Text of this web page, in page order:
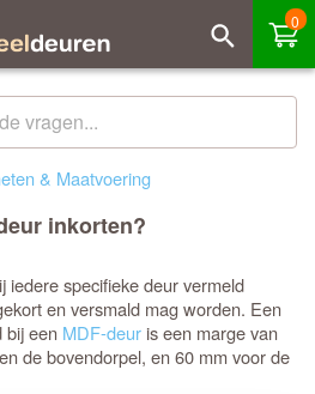
0
& Maatvoering
inkorten?
iedere specifieke deur vermeld
en versmald mag worden. Een
bij een MDF-deur is een marge van
de bovendorpel, en 60 mm voor de